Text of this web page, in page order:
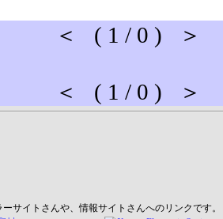
＜ ( 1 / 0 ) ＞
＜ ( 1 / 0 ) ＞
サイトさんや、情報サイトさんへのリンクです。